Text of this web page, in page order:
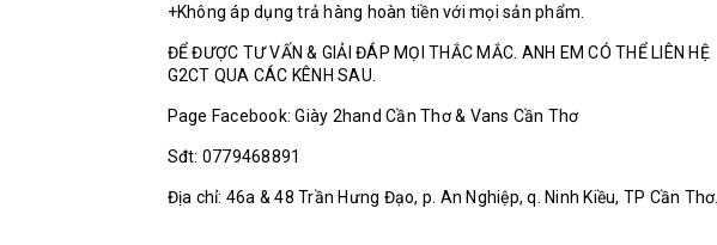
+Không áp dụng trả hàng hoàn tiền với mọi sản phẩm.
ĐỂ ĐƯỢC TƯ VẤN & GIẢI ĐÁP MỌI THẮC MẮC. ANH EM CÓ THỂ LIÊN HỆ
G2CT QUA CÁC KÊNH SAU.
Page Facebook: Giày 2hand Cần Thơ & Vans Cần Thơ
Sđt: 0779468891
Địa chỉ: 46a & 48 Trần Hưng Đạo, p. An Nghiệp, q. Ninh Kiều, TP Cần Thơ.